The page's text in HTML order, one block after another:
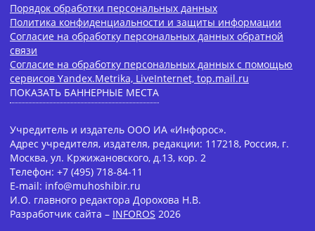
Порядок обработки персональных данных
Политика конфиденциальности и защиты информации
Согласие на обработку персональных данных обратной
связи
Согласие на обработку персональных данных с помощью
сервисов Yandex.Metrika, LiveInternet, top.mail.ru
ПОКАЗАТЬ БАННЕРНЫЕ МЕСТА
Учредитель и издатель ООО ИА «Инфорос».
Адрес учредителя, издателя, редакции: 117218, Россия, г.
Москва, ул. Кржижановского, д.13, кор. 2
Телефон: +7 (495) 718-84-11
E-mail: info@muhoshibir.ru
И.О. главного редактора Дорохова Н.В.
Разработчик сайта – INFOROS 2026